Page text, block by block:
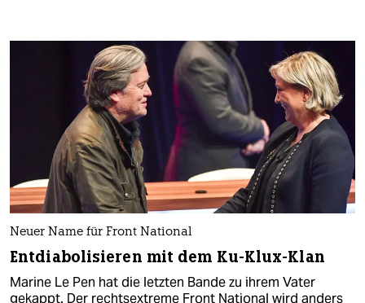
Neuer Name für Front National
Entdiabolisieren mit dem Ku-Klux-Klan
Marine Le Pen hat die letzten Bande zu ihrem Vater
gekappt. Der rechtsextreme Front National wird anders